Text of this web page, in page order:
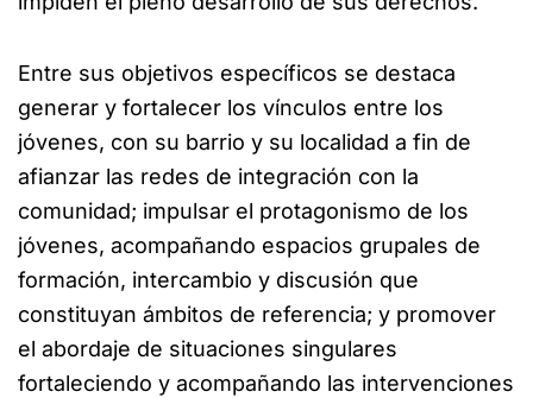
Entre sus objetivos específicos se destaca
generar y fortalecer los vínculos entre los
jóvenes, con su barrio y su localidad a fin de
afianzar las redes de integración con la
comunidad; impulsar el protagonismo de los
jóvenes, acompañando espacios grupales de
formación, intercambio y discusión que
constituyan ámbitos de referencia; y promover
el abordaje de situaciones singulares
fortaleciendo y acompañando las intervenciones